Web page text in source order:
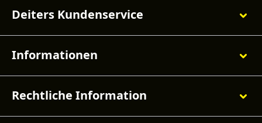
Deiters Kundenservice
Informationen
Rechtliche Information